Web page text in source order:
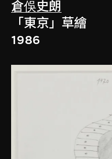
倉俁史朗
「東京」草繪
1986